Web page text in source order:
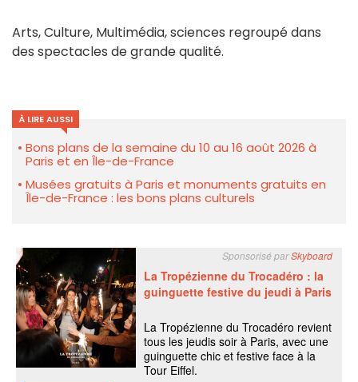
Arts, Culture, Multimédia, sciences regroupé dans
des spectacles de grande qualité.
À LIRE AUSSI
Bons plans de la semaine du 10 au 16 août 2026 à
Paris et en Île-de-France
Musées gratuits à Paris et monuments gratuits en
Île-de-France : les bons plans culturels